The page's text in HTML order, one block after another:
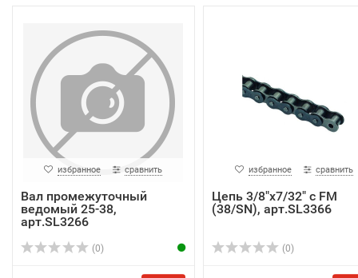
избранное сравнить
Вал промежуточный
ведомый 25-38,
арт.SL3266
(0)
избранное сравнить
Цепь 3/8"x7/32" с FM
(38/SN), арт.SL3366
(0)